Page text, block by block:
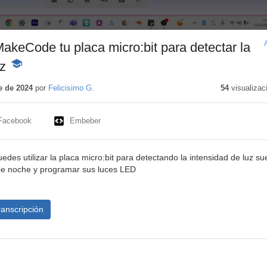
tu placa micro:bit para detectar la
-
educativo
de 2024por Felicisimo G. 54
Embeber
utilizar la placa micro:bit para detectando la intensidad de luz
noche y programar sus luces LED